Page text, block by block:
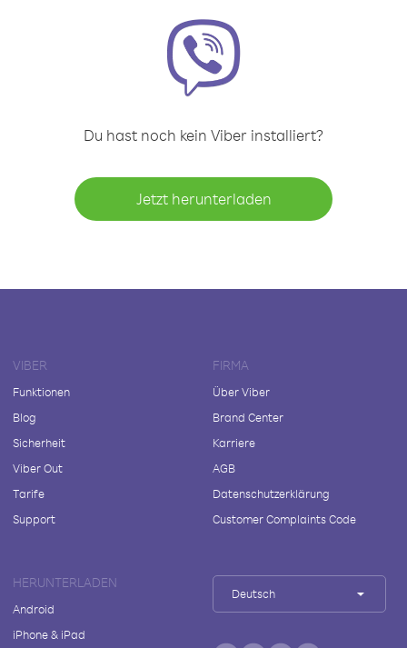
Du hast noch kein Viber installiert?
Jetzt herunterladen
VIBER
Funktionen
Blog
Sicherheit
Viber Out
Tarife
Support
FIRMA
Über Viber
Brand Center
Karriere
AGB
Datenschutzerklärung
Customer Complaints Code
HERUNTERLADEN
Android
iPhone & iPad
Deutsch